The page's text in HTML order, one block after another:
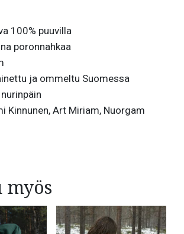
100% puuvilla
poronnahkaa
ja ommeltu Suomessa
Kinnunen, Art Miriam, Nuorgam
myös